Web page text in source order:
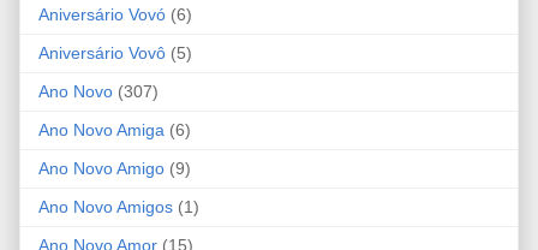
Aniversário Vovó (6)
Aniversário Vovô (5)
Ano Novo (307)
Ano Novo Amiga (6)
Ano Novo Amigo (9)
Ano Novo Amigos (1)
Ano Novo Amor (15)